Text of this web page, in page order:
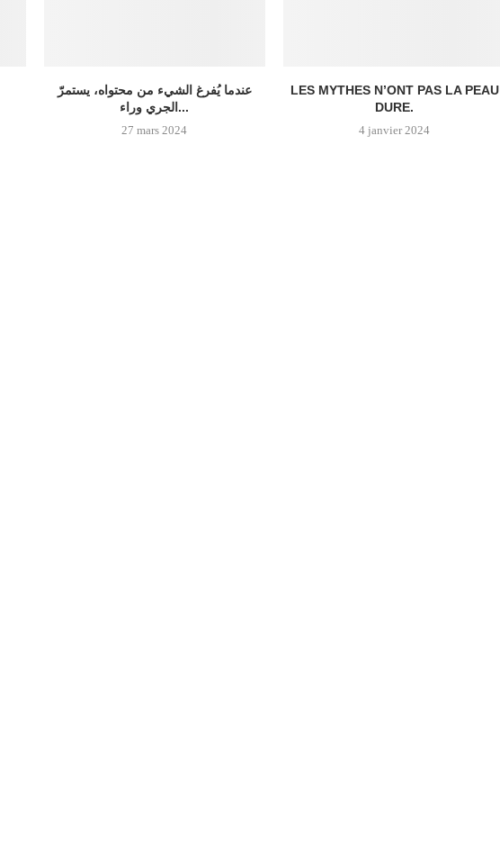
عندما يُفرغ الشيء من محتواه، يستمرّ
الجري وراء...
27 mars 2024
LES MYTHES N’ONT PAS LA PEAU
DURE.
4 janvier 2024